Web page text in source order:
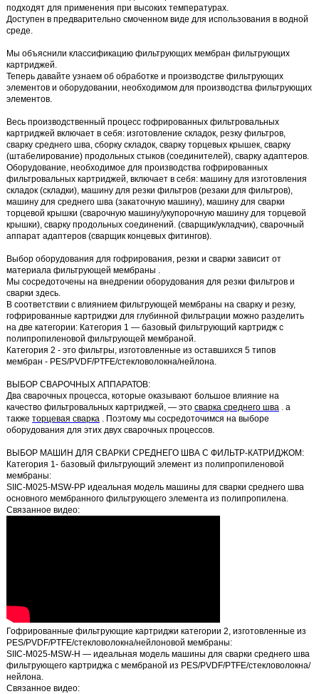
подходят для применения при высоких температурах.
Доступен в предварительно смоченном виде для использования в водной
среде.
Мы объяснили классификацию фильтрующих мембран фильтрующих
картриджей.
Теперь давайте узнаем об обработке и производстве фильтрующих
элементов и оборудовании, необходимом для производства фильтрующих
элементов.
Весь производственный процесс гофрированных фильтровальных
картриджей включает в себя: изготовление складок, резку фильтров,
сварку среднего шва, сборку складок, сварку торцевых крышек, сварку
(штабелирование) продольных стыков (соединителей), сварку адаптеров.
Оборудование, необходимое для производства гофрированных
фильтровальных картриджей, включает в себя: машину для изготовления
складок (складки), машину для резки фильтров (резаки для фильтров),
машину для среднего шва (закаточную машину), машину для сварки
торцевой крышки (сварочную машину/укупорочную машину для торцевой
крышки), сварку продольных соединений. (сварщик/укладчик), сварочный
аппарат адаптеров (сварщик концевых фитингов).
Выбор оборудования для гофрирования, резки и сварки зависит от
материала фильтрующей мембраны .
Мы сосредоточены на внедрении оборудования для резки фильтров и
сварки здесь.
В соответствии с влиянием фильтрующей мембраны на сварку и резку,
гофрированные картриджи для глубинной фильтрации можно разделить
на две категории: Категория 1 — базовый фильтрующий картридж с
полипропиленовой фильтрующей мембраной.
Категория 2 - это фильтры, изготовленные из оставшихся 5 типов
мембран - PES/PVDF/PTFE/стекловолокна/нейлона.
ВЫБОР СВАРОЧНЫХ АППАРАТОВ:
Два сварочных процесса, которые оказывают большое влияние на
качество фильтровальных картриджей, — это сварка среднего шва. а
также торцевая сварка . Поэтому мы сосредоточимся на выборе
оборудования для этих двух сварочных процессов.
ВЫБОР МАШИН ДЛЯ СВАРКИ СРЕДНЕГО ШВА С ФИЛЬТР-КАТРИДЖОМ:
Категория 1- базовый фильтрующий элемент из полипропиленовой
мембраны:
SIIC-M025-MSW-PPидеальная модель машины для сварки среднего шва
основного мембранного фильтрующего элемента из полипропилена.
Связанное видео:
Гофрированные фильтрующие картриджи категории 2, изготовленные из
PES/PVDF/PTFE/стекловолокна/нейлоновой мембраны:
SIIC-M025-MSW-H — идеальная модель машины для сварки среднего шва
фильтрующего картриджа с мембраной из PES/PVDF/PTFE/стекловолокна/
нейлона.
Связанное видео: